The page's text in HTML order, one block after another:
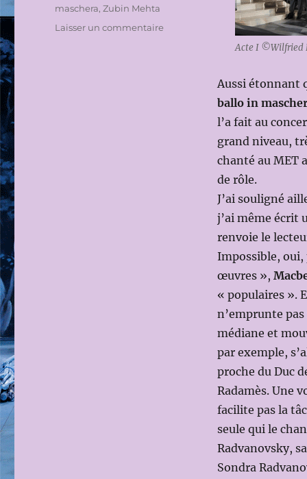
Acte I ©Wilfried
Aussi étonnant
ballo in
l’a fait au
grand niveau,
chanté au MET
de rôle.
J’ai souligné
j’ai même écrit
renvoie le
Impossible, oui,
œuvres »,
« populaires ».
n’emprunte
médiane et
par exemple,
proche du Duc
Radamès. Une
facilite pas la
seule qui le
Radvanovsky,
Sondra
maschera,Zubin Mehta
Laisser un commentairesur